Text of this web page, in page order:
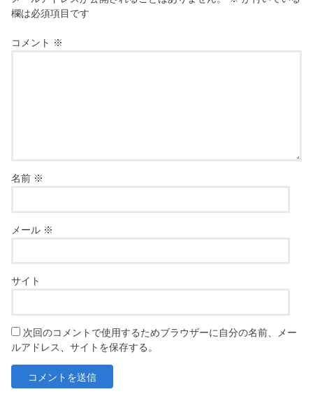
欄は必須項目です
コメント ※
名前 ※
メール ※
サイト
次回のコメントで使用するためブラウザーに自分の名前、メー
ルアドレス、サイトを保存する。